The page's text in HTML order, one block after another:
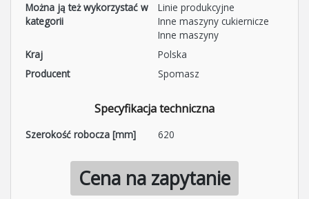
Można ją też wykorzystać w
kategorii
Linie produkcyjne
Inne maszyny cukiernicze
Inne maszyny
Kraj
Polska
Producent
Spomasz
Specyfikacja techniczna
Szerokość robocza [mm] 620
Cena na zapytanie